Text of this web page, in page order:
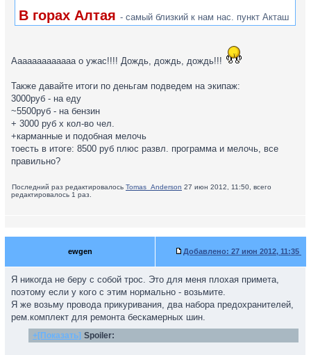
В горах Алтая - самый близкий к нам нас. пункт Акташ
Ааааааааааааа о ужас!!!! Дождь, дождь, дождь!!!
Также давайте итоги по деньгам подведем на экипаж:
3000руб - на еду
~5500руб - на бензин
+ 3000 руб х кол-во чел.
+карманные и подобная мелочь
тоесть в итоге: 8500 руб плюс развл. программа и мелочь, все
правильно?
Последний раз редактировалось Tomas_Anderson 27 июн 2012, 11:50, всего
редактировалось 1 раз.
ewgen Добавлено: 27 июн 2012, 11:35
Я никогда не беру с собой трос. Это для меня плохая примета,
поэтому если у кого с этим нормально - возьмите.
Я же возьму провода прикуривания, два набора предохранителей,
рем.комплект для ремонта бескамерных шин.
+[Показать] Spoiler: